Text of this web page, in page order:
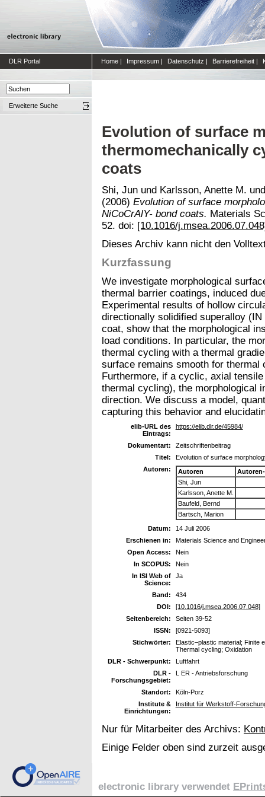
DLR Portal Home | Impressum | Datenschutz | Barrierefreiheit |
Erweiterte Suche
Evolution of surface
thermomechanically
coats
Shi, Jun und Karlsson, Anette M.
(2006) Evolution of surface
NiCoCrAlY- bond coats. Materials
52. doi: [10.1016/
Dieses Archiv kann nicht den
Kurzfassung
We investigate morphological
thermal barrier coatings, induced
Experimental results of hollow
directionally solidified superalloy
coat, show that the morphological
load conditions. In particular, the
thermal cycling with a thermal
surface remains smooth for
Furthermore, if a cyclic, axial
thermal cycling), the morphological
direction. We discuss a model,
capturing this behavior and
elib-URL des
Eintrags:
https://elib.dlr.de/45984/
Dokumentart:
Zeitschriftenbeitrag
Titel:
Evolution of surface
Autoren:
Autoren
Shi, Jun
Karlsson, Anette M.
Baufeld, Bernd
Bartsch, Marion
Datum:
14 Juli 2006
Erschienen in:
Materials Science and
Open Access:
Nein
In SCOPUS:
Nein
In ISI Web of
Science:
Ja
Band:
434
DOI:
[10.1016/j.msea.2006.07.048]
Seitenbereich:
Seiten 39-52
ISSN:
[0921-5093]
Stichwörter:
Elastic–plastic material; Finite
Thermal cycling; Oxidation
DLR - Schwerpunkt:
Luftfahrt
DLR -
Forschungsgebiet:
L ER - Antriebsforschung
Standort:
Köln-Porz
Institute &
Einrichtungen:
Institut für Werkstoff-
Nur für Mitarbeiter des Archivs:
Einige Felder oben sind zurzeit
electronic library verwendet